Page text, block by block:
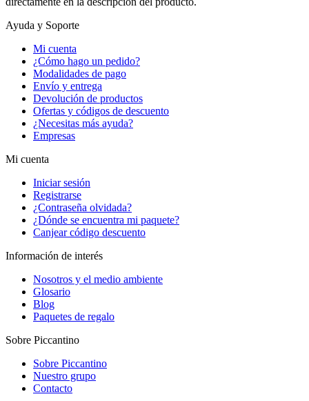
Ayuda y Soporte
Mi cuenta
¿Cómo hago un pedido?
Modalidades de pago
Envío y entrega
Devolución de productos
Ofertas y códigos de descuento
¿Necesitas más ayuda?
Empresas
Mi cuenta
Iniciar sesión
Registrarse
¿Contraseña olvidada?
¿Dónde se encuentra mi paquete?
Canjear código descuento
Información de interés
Nosotros y el medio ambiente
Glosario
Blog
Paquetes de regalo
Sobre Piccantino
Sobre Piccantino
Nuestro grupo
Contacto